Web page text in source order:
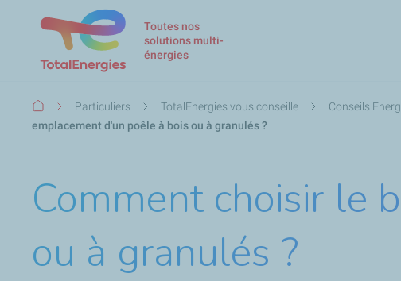
Toutes nos
solutions multi-
énergies
Fil
d'Ariane
Particuliers TotalEnergies vous conseille Conseils
emplacement d'un poêle à bois ou à granulés ?
Comment choisir le
ou à granulés ?